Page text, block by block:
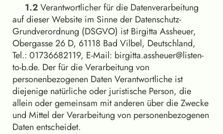
1.2Verantwortlicher für die Datenverarbeitung
auf dieser Website im Sinne der Datenschutz-
Grundverordnung (DSGVO) ist Birgitta Assheuer,
Obergasse 26 D, 61118 Bad Vilbel, Deutschland,
Tel.: 01736682119, E-Mail: birgitta.assheuer@listen-
to-b.de. Der für die Verarbeitung von
personenbezogenen Daten Verantwortliche ist
diejenige natürliche oder juristische Person, die
allein oder gemeinsam mit anderen über die Zwecke
und Mittel der Verarbeitung von personenbezogenen
Daten entscheidet.